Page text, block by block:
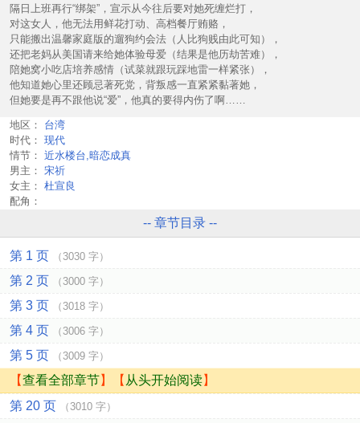
隔日上班再行“绑架”，宣示从今往后要对她死缠烂打，
对这女人，他无法用鲜花打动、高档餐厅贿赂，
只能搬出温馨家庭版的遛狗约会法（人比狗贱由此可知），
还把老妈从美国请来给她体验母爱（结果是他历劫苦难），
陪她窝小吃店培养感情（试菜就跟玩踩地雷一样紧张），
他知道她心里还顾忌著死党，背叛感一直紧紧黏著她，
但她要是再不跟他说“爱”，他真的要得内伤了啊……
地区：
台湾
时代： 现代
情节： 近水楼台,暗恋成真
男主： 宋祈
女主： 杜宣良
配角：
-- 章节目录 --
第 1 页 （3030 字）
第 2 页 （3000 字）
第 3 页 （3018 字）
第 4 页 （3006 字）
第 5 页 （3009 字）
【查看全部章节】【 从头开始阅读】
第 20 页
（3010 字）